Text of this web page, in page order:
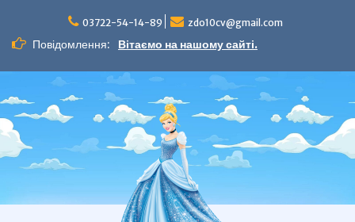
вмісту
03722-54-14-89 zdo10cv@gmail.com
Повідомлення: Вітаємо на нашому сайті.